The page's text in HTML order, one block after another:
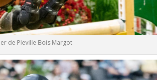
de Pleville Bois Margot